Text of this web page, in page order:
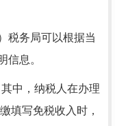
税务局可以根据当
信息。
中，纳税人在办理
填写免税收入时，